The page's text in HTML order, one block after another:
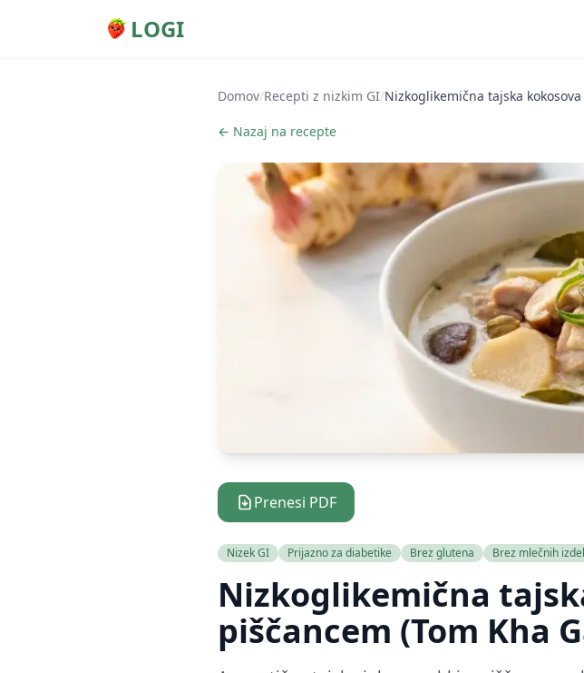
LOGI
Domov/Recepti z nizkim GI/Nizkoglikemična tajska
← Nazaj na recepte
Prenesi PDF
Nizek GI Prijazno za diabetike Brez glutena Brez mlečnih
Nizkoglikemična
piščancem (Tom Kha